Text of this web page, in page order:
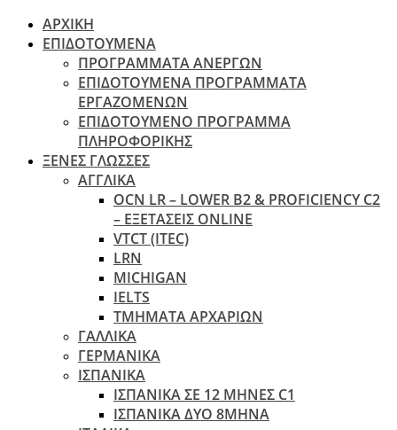
ΑΡΧΙΚΗ
ΕΠΙΔΟΤΟΥΜΕΝΑ
ΠΡΟΓΡΑΜΜΑΤΑ ΑΝΕΡΓΩΝ
ΕΠΙΔΟΤΟΥΜΕΝΑ ΠΡΟΓΡΑΜΜΑΤΑ
ΕΡΓΑΖΟΜΕΝΩΝ
ΕΠΙΔΟΤΟΥΜΕΝΟ ΠΡΟΓΡΑΜΜΑ
ΠΛΗΡΟΦΟΡΙΚΗΣ
ΞΕΝΕΣ ΓΛΩΣΣΕΣ
ΑΓΓΛΙΚΑ
OCN LR – LOWER B2 & PROFICIENCY C2
– ΕΞΕΤΆΣΕΙΣ ONLINE
VTCT (ITEC)
LRN
MICHIGAN
IELTS
ΤΜΗΜΑΤΑ ΑΡΧΑΡΙΩΝ
ΓΑΛΛΙΚΑ
ΓΕΡΜΑΝΙΚΑ
ΙΣΠΑΝΙΚΑ
ΙΣΠΑΝΙΚΑ ΣΕ 12 ΜΗΝΕΣ C1
ΙΣΠΑΝΙΚΑ ΔΥΟ 8ΜΗΝΑ